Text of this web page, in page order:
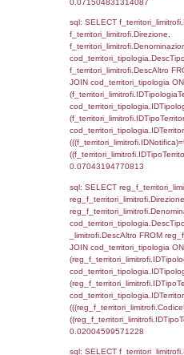
sql: SELECT
FROM
sql: SELECT
f_confini
ON
INNER JOIN